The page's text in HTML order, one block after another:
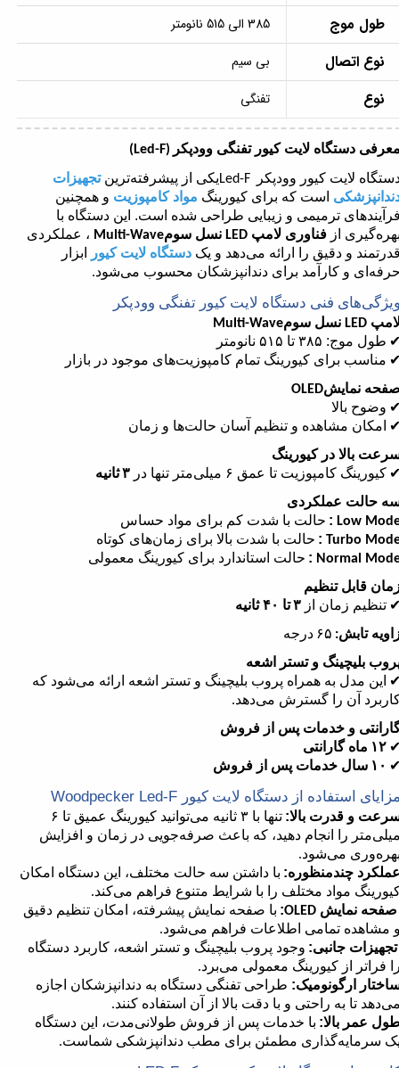
طول موج 385 الی 515 نانومتر
نوع اتصال بی سیم
نوع تفنگی
دستگاه لایت کیور تفنگی وودپکر (Led-F)
لایت کیور وودپکر Led-Fیکی از پیشرفته‌ترینتجهیزات
است که برای کیورینگ مواد کامپوزیت و همچنین
ترمیمی و زیبایی طراحی شده است. این دستگاه با
ازفناوری لامپ LEDنسل سومMulti-Wave ، عملکردی
و دقیق را ارائه می‌دهد و یکدستگاه لایت کیور
ابزار
و کارآمد برای دندانپزشکان محسوب می‌شود.
فنی دستگاه لایت کیور تفنگی وودپکر
LEDنسل سومMulti-Wave
طول موج: ۳۸۵ تا ۵۱۵ نانومتر
مناسب برای کیورینگ تمام کامپوزیت‌های موجود در بازار
نمایشOLED
وضوح بالا
امکان مشاهده و تنظیم آسان حالت‌ها و زمان
بالا در کیورینگ
کیورینگ کامپوزیت تا عمق ۶ میلی‌متر تنها در۳ثانیه
حالت عملکردی
Low
: حالت با شدت کم برای مواد حساس
Turbo
: حالت با شدت بالا برای زمان‌های کوتاه
Normal
: حالت استاندارد برای کیورینگ معمولی
قابل تنظیم
تنظیم زمان از۳تا ۴۰ثانیه
تابش: ۶۵ درجه
بلیچینگ و تستر اشعه
این مدل به همراه پروب بلیچینگ و تستر اشعه ارائه می‌شود که
آن را گسترش می‌دهد.
و خدمات پس از فروش
۱۲ ماه گارانتی
۱۰ سال خدمات پس از فروش
استفاده از دستگاه لایت کیور Woodpecker Led-F
و قدرت بالا: تنها با۳ ثانیه می‌توانید کیورینگ عمیق تا ۶
را انجام دهید، که باعث صرفه‌جویی در زمان و افزایش
می‌شود.
چندمنظوره: با داشتن سه حالت مختلف، این دستگاه امکان
مواد مختلف را با شرایط متنوع فراهم می‌کند.
صفحه نمایش OLED
: با صفحه نمایش پیشرفته، امکان تنظیم دقیق
مشاهده تمامی اطلاعات فراهم می‌شود.
تجهیزات جانبی: وجود پروب بلیچینگ و تستر اشعه، کاربرد دستگاه
فراتر از کیورینگ معمولی می‌برد.
ارگونومیک: طراحی تفنگی دستگاه به دندانپزشکان اجازه
تا به راحتی و با دقت بالا از آن استفاده کنند.
عمر بالا: با خدمات پس از فروش طولانی‌مدت، این دستگاه
سرمایه‌گذاری مطمئن برای مطب دندانپزشکی شماست.